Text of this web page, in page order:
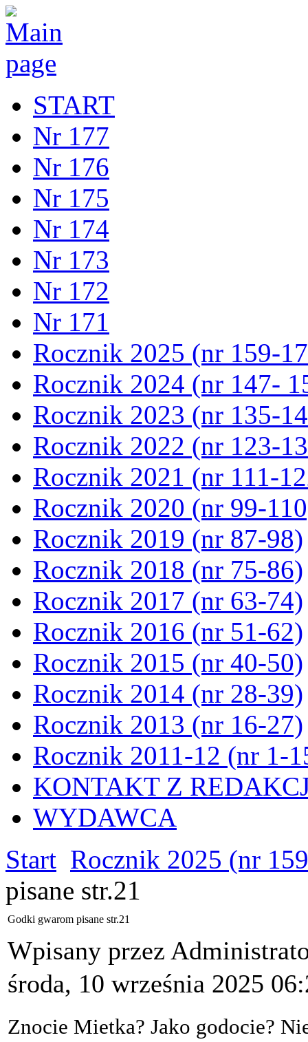
START
Nr 177
Nr 176
Nr 175
Nr 174
Nr 173
Nr 172
Nr 171
Rocznik 2025 (nr 159-
Rocznik 2024 (nr 147-
Rocznik 2023 (nr 135-
Rocznik 2022 (nr 123-
Rocznik 2021 (nr 111-
Rocznik 2020 (nr 99-
Rocznik 2019 (nr 87-98)
Rocznik 2018 (nr 75-86)
Rocznik 2017 (nr 63-74)
Rocznik 2016 (nr 51-62)
Rocznik 2015 (nr 40-50)
Rocznik 2014 (nr 28-39)
Rocznik 2013 (nr 16-27)
Rocznik 2011-12 (nr 1-
KONTAKT Z
WYDAWCA
Start Rocznik 2025 (nr
pisane str.21
Godki gwarom pisane str.21
Wpisany przez
środa, 10 września 2025
Znocie Mietka? Jako godocie?